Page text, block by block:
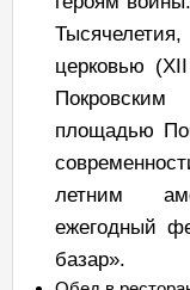
церковью
площадью
летним
ежегодный
базар».